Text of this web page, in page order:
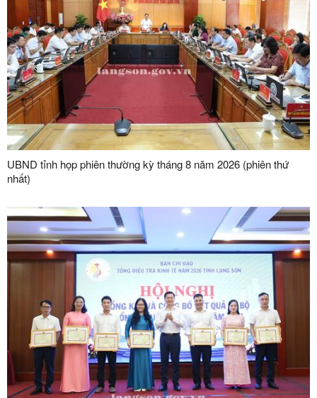
UBND tỉnh họp phiên thường kỳ tháng 8 năm 2026 (phiên thứ
nhất)